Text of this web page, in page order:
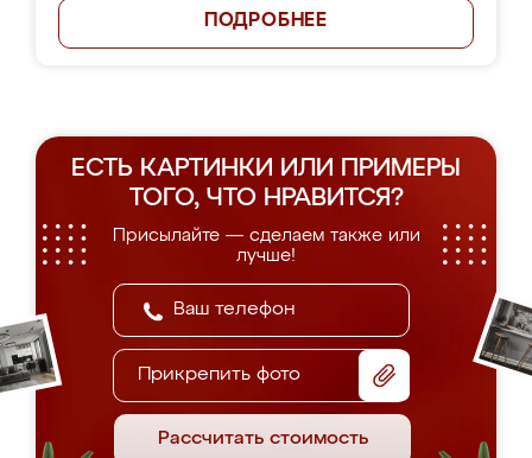
ПОДРОБНЕЕ
ЕСТЬ КАРТИНКИ ИЛИ ПРИМЕРЫ
ТОГО, ЧТО НРАВИТСЯ?
Присылайте — сделаем также или
лучше!
Прикрепить фото
Рассчитать стоимость